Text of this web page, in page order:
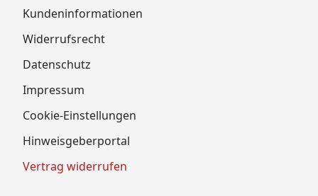
Kundeninformationen
Widerrufsrecht
Datenschutz
Impressum
Cookie-Einstellungen
Hinweisgeberportal
Vertrag widerrufen